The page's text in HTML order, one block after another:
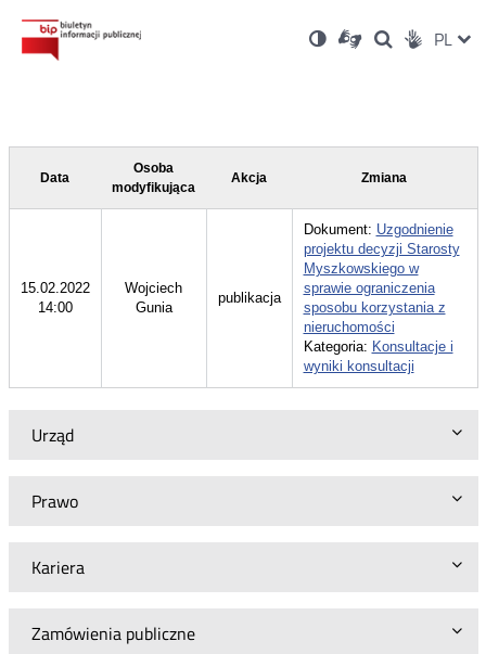
Ustawienia
Wersja
kontrastowa
Dla
niesłyszących
OtwórzOtwórz
w
Otwórz
w
Social PL
Urząd
Prawo
Kariera
Zamówienia publiczne
Data
Osoba
modyfikująca
Akcja Zmiana
15.02.2022
14:00
Wojciech
Gunia
publikacja
Dokument: Uzgodnienie
projektu decyzji Starosty
Myszkowskiego w
sprawie ograniczenia
sposobu korzystania z
nieruchomości
Kategoria: Konsultacje i
wyniki konsultacji